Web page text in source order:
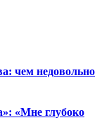
чем недовольно
«Мне глубоко